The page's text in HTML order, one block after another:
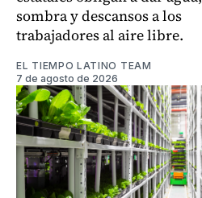
sombra y descansos a los
trabajadores al aire libre.
EL TIEMPO LATINO TEAM
7 de agosto de 2026